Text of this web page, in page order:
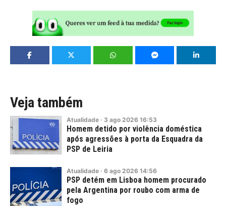
Veja também
Atualidade · 3 ago 2026 16:53
Homem detido por violência doméstica
após agressões à porta da Esquadra da
PSP de Leiria
Atualidade · 6 ago 2026 14:56
PSP detém em Lisboa homem procurado
pela Argentina por roubo com arma de
fogo